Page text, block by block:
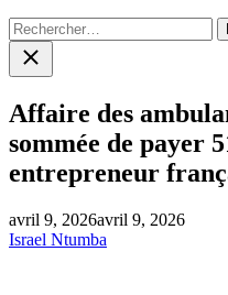
Rechercher :
Close
search
Affaire des
sommée de payer
entrepreneur
avril 9, 2026avril 9, 2026
Israel Ntumba